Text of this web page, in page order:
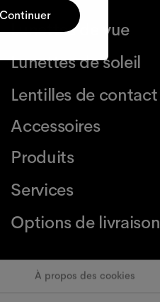
À propos des cookies
Lunettes de vue
Lunettes de soleil
Lentilles de contact
Accessoires
Produits
Services
Options de livraison
Continuer